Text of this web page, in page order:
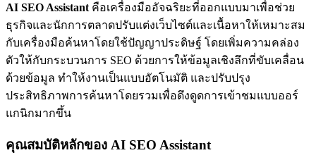
AI SEO Assistant คือเครื่องมืออัจฉริยะที่ออกแบบมาเพื่อช่วย
ธุรกิจและนักการตลาดปรับแต่งเว็บไซต์และเนื้อหาให้เหมาะสม
กับเครื่องมือค้นหาโดยใช้ปัญญาประดิษฐ์ โดยเพิ่มความคล่อง
ตัวให้กับกระบวนการ SEO ด้วยการให้ข้อมูลเชิงลึกที่ขับเคลื่อน
ด้วยข้อมูล ทำให้งานเป็นแบบอัตโนมัติ และปรับปรุง
ประสิทธิภาพการค้นหาโดยรวมเพื่อดึงดูดการเข้าชมแบบออร์
แกนิกมากขึ้น
คุณสมบัติหลักของ AI SEO Assistant